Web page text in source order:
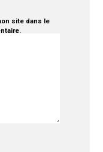
site dans le